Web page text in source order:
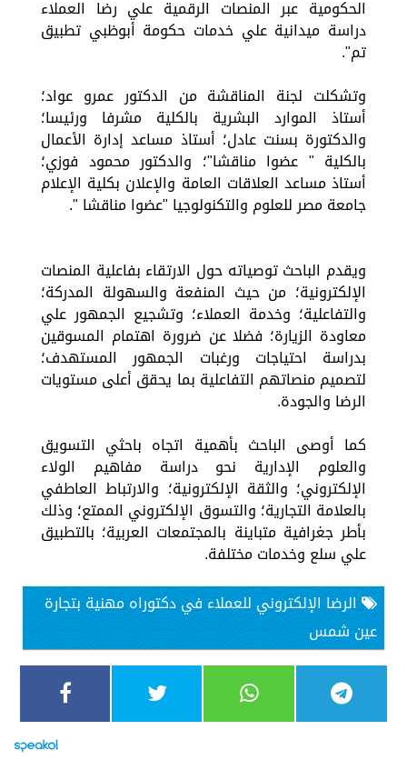
الحكومية عبر المنصات الرقمية علي رضا العملاء
دراسة ميدانية علي خدمات حكومة أبوظبي تطبيق
تم".
وتشكلت لجنة المناقشة من الدكتور عمرو عواد؛
أستاذ الموارد البشرية بالكلية مشرفا ورئيسا؛
والدكتورة بسنت عادل؛ أستاذ مساعد إدارة الأعمال
بالكلية " عضوا مناقشا"؛ والدكتور محمود فوزي؛
أستاذ مساعد العلاقات العامة والإعلان بكلية الإعلام
جامعة مصر للعلوم والتكنولوجيا "عضوا مناقشا ".
ويقدم الباحث توصياته حول الارتقاء بفاعلية المنصات
الإلكترونية؛ من حيث المنفعة والسهولة المدركة؛
والتفاعلية؛ وخدمة العملاء؛ وتشجيع الجمهور علي
معاودة الزيارة؛ فضلا عن ضرورة اهتمام المسوقين
بدراسة احتياجات ورغبات الجمهور المستهدف؛
لتصميم منصاتهم التفاعلية بما يحقق أعلى مستويات
الرضا والجودة.
كما أوصى الباحث بأهمية اتجاه باحثي التسويق
والعلوم الإدارية نحو دراسة مفاهيم الولاء
الإلكتروني؛ والثقة الإلكترونية؛ والارتباط العاطفي
بالعلامة التجارية؛ والتسوق الإلكتروني الممتع؛ وذلك
بأطر جغرافية متباينة بالمجتمعات العربية؛ بالتطبيق
علي سلع وخدمات مختلفة.
الرضا الإلكتروني للعملاء في دكتوراه مهنية بتجارة
عين شمس